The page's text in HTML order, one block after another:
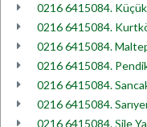
0216 6415084.
0216 6415084.
0216 6415084.
0216 6415084.
0216 6415084.
0216 6415084.
0216 6415084. Şile